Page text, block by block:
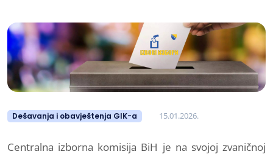
Dešavanja i obavještenja GIK-a 15.01.2026.
Centralna izborna komisija BiH je na svojoj zvaničnoj